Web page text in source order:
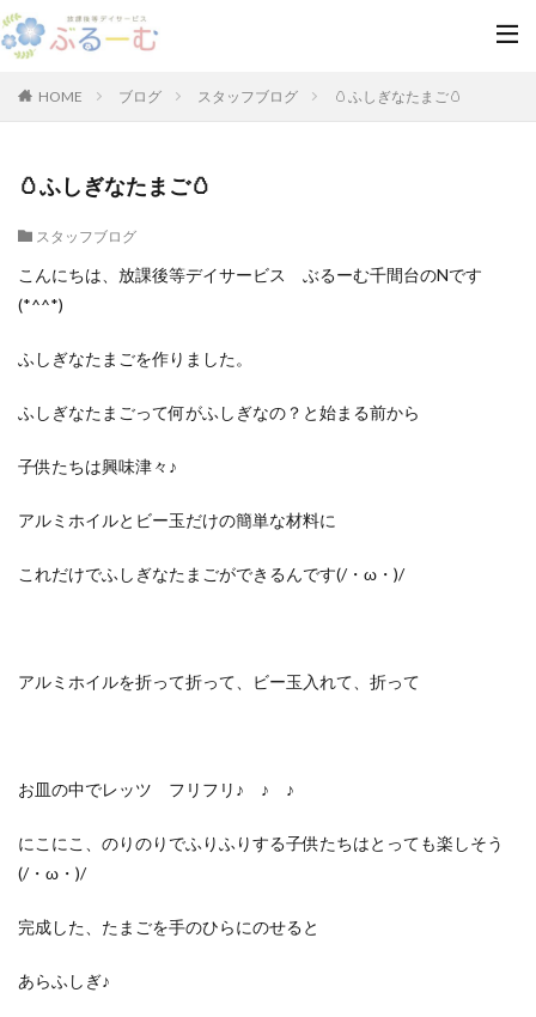
HOME ブログ スタッフブログ 🥚ふしぎなたまご🥚
🥚ふしぎなたまご🥚
スタッフブログ
こんにちは、放課後等デイサービス ぶるーむ千間台のNです
(*^^*)
ふしぎなたまごを作りました。
ふしぎなたまごって何がふしぎなの？と始まる前から
子供たちは興味津々♪
アルミホイルとビー玉だけの簡単な材料に
これだけでふしぎなたまごができるんです(/・ω・)/
アルミホイルを折って折って、ビー玉入れて、折って
お皿の中でレッツ フリフリ♪ ♪ ♪
にこにこ、のりのりでふりふりする子供たちはとっても楽しそう
(/・ω・)/
完成した、たまごを手のひらにのせると
あらふしぎ♪